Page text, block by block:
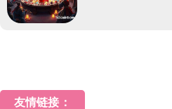
友情链接：